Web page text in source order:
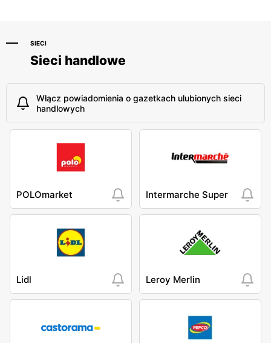
SIECI
Sieci handlowe
Włącz powiadomienia o gazetkach ulubionych sieci
handlowych
POLOmarket Intermarche Super
Lidl Leroy Merlin